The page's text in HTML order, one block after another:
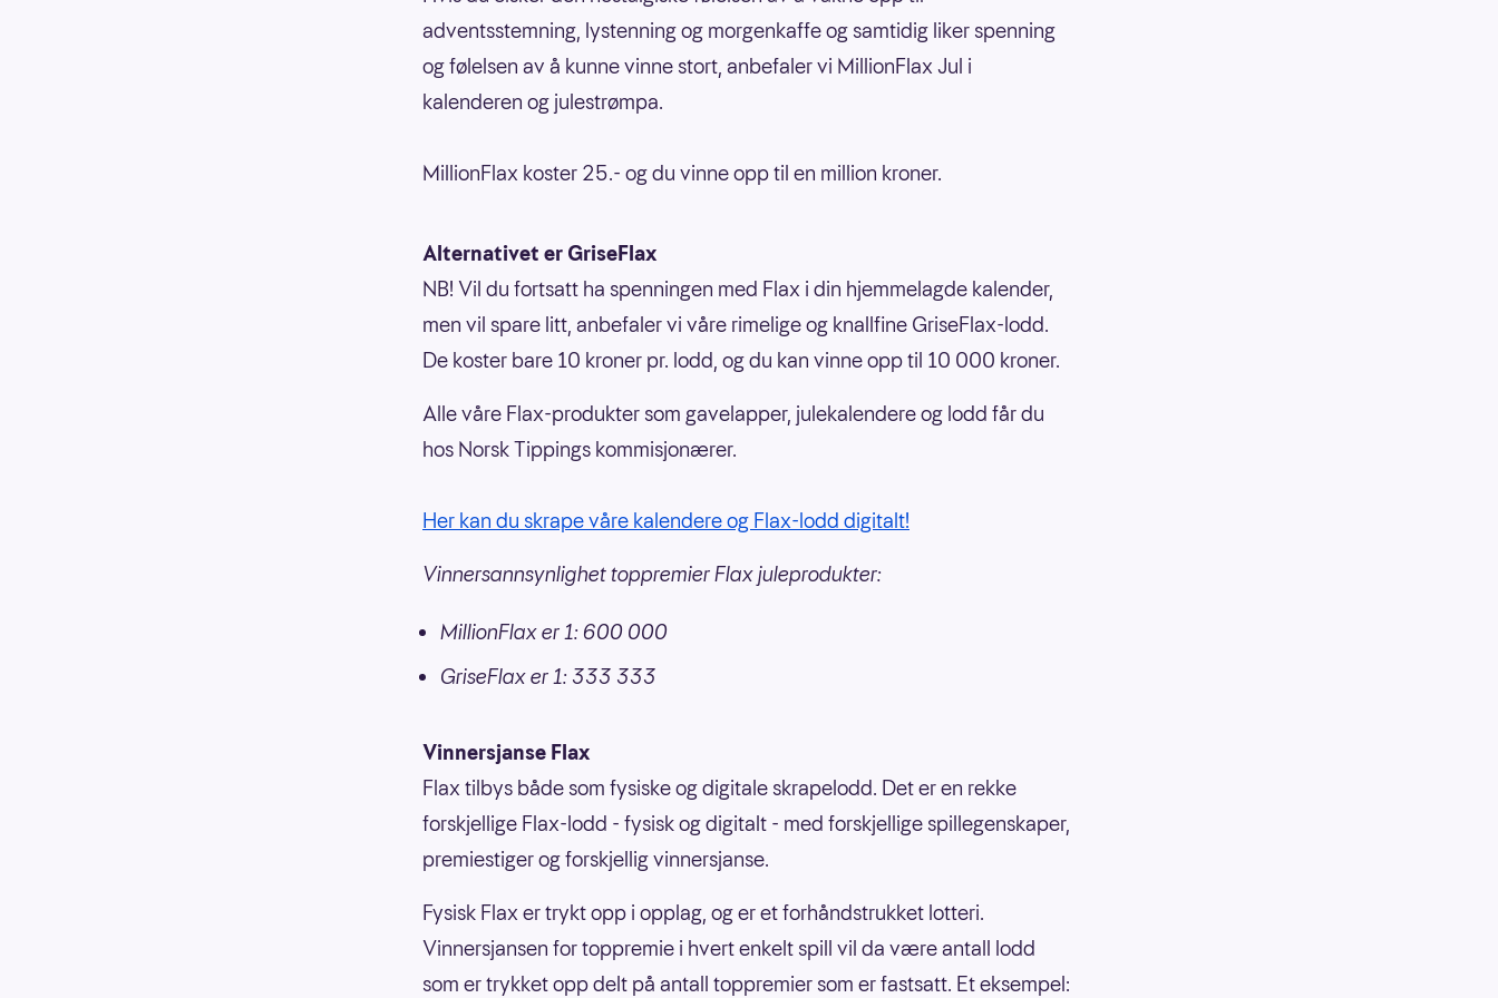
adventsstemning, lystenning og morgenkaffe og samtidig liker spenning
og følelsen av å kunne vinne stort, anbefaler vi MillionFlax Jul i
kalenderen og julestrømpa.
MillionFlax koster 25.- og du vinne opp til en million kroner.
Alternativet er GriseFlax
NB! Vil du fortsatt ha spenningen med Flax i din hjemmelagde kalender,
men vil spare litt, anbefaler vi våre rimelige og knallfine GriseFlax-lodd.
De koster bare 10 kroner pr. lodd, og du kan vinne opp til 10 000 kroner.
Alle våre Flax-produkter som gavelapper, julekalendere og lodd får du
hos Norsk Tippings kommisjonærer.
Her kan du skrape våre kalendere og Flax-lodd digitalt!
Vinnersannsynlighet toppremier Flax juleprodukter:
MillionFlax er 1: 600 000
GriseFlax er 1: 333 333
Vinnersjanse Flax
Flax tilbys både som fysiske og digitale skrapelodd. Det er en rekke
forskjellige Flax-lodd - fysisk og digitalt - med forskjellige spillegenskaper,
premiestiger og forskjellig vinnersjanse.
Fysisk Flax er trykt opp i opplag, og er et forhåndstrukket lotteri.
Vinnersjansen for toppremie i hvert enkelt spill vil da være antall lodd
som er trykket opp delt på antall toppremier som er fastsatt. Et eksempel: